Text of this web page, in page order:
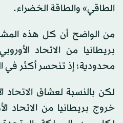
الطاقي» والطاقة الخضراء.
من الواضح أن كل هذه
بريطانيا من الاتحاد
محدودية؛ إذ تنحسر أكثر في
لكن بالنسبة لعشاق الاتحاد
خروج بريطانيا من الاتحاد